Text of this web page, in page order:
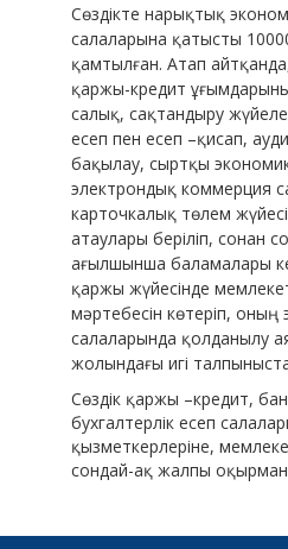
Сөздікте нарықтық
салаларына қатысты
қамтылған. Атап
қаржы-кредит
салық, сақтандыру
есеп пен есеп –қисап,
бақылау, сыртқы
электрондық коммерция
карточкалық төлем
атаулары беріліп, сонан
ағылшынша баламалары
қаржы жүйесінде
мәртебесін көтеріп, оның
салаларында қолданылу
жолындағы игі
Сөздік қаржы –кредит,
бухгалтерлік есеп
қызметкерлеріне,
сондай-ақ жалпы оқырман